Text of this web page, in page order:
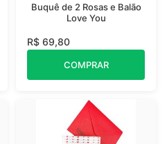
Buquê de 2 Rosas e Balão
Love You
R$ 69,80
COMPRAR